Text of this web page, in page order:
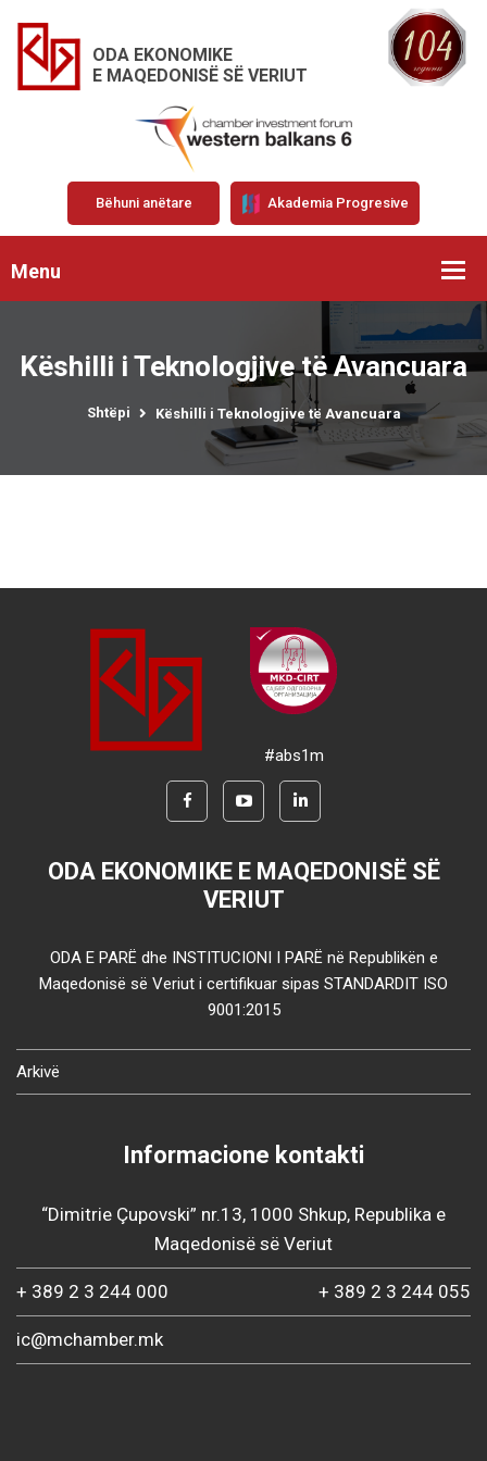
ODA EKONOMIKE
E MAQEDONISË SË VERIUT
Bëhuni anëtare Akademia Progresive
Menu
Këshilli i Teknologjive të Avancuara
Shtëpi Këshilli i Teknologjive të Avancuara
#abs1m
ODA EKONOMIKE E MAQEDONISË SË
VERIUT
ODA E PARË dhe INSTITUCIONI I PARË në Republikën e
Maqedonisë së Veriut i certifikuar sipas STANDARDIT ISO
9001:2015
Arkivë
Informacione kontakti
“Dimitrie Çupovski” nr.13, 1000 Shkup, Republika e
Maqedonisë së Veriut
+ 389 2 3 244 000 + 389 2 3 244 055
ic@mchamber.mk